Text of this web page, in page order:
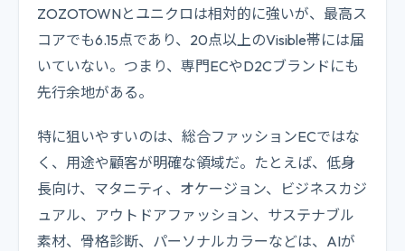
ZOZOTOWNとユニクロは相対的に強いが、最高ス
コアでも6.15点であり、20点以上のVisible帯には届
いていない。つまり、専門ECやD2Cブランドにも
先行余地がある。
特に狙いやすいのは、総合ファッションECではな
く、用途や顧客が明確な領域だ。たとえば、低身
長向け、マタニティ、オケージョン、ビジネスカジ
ュアル、アウトドアファッション、サステナブル
素材、骨格診断、パーソナルカラーなどは、AIが